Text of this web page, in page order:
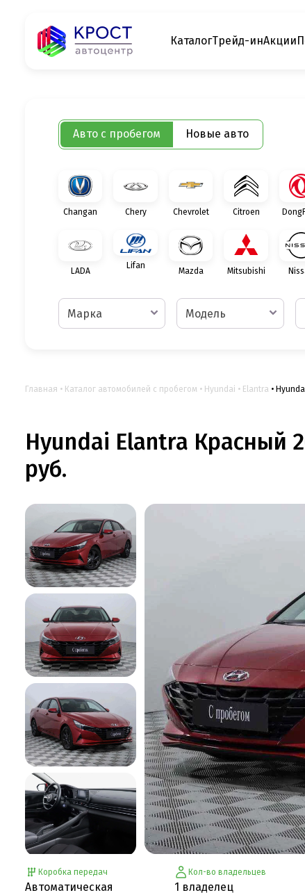
КаталогТрейд-инАкции
Авто с пробегом Новые авто
Changan Chery Chevrolet Citroen
LADA
Lifan
Mazda Mitsubishi
Марка Модель
Главная Каталог автомобилей с пробегом Hyundai Elantra
Hyundai Elantra Красный
руб.
Коробка передач
Автоматическая
Кол-во владельцев
1 владелец